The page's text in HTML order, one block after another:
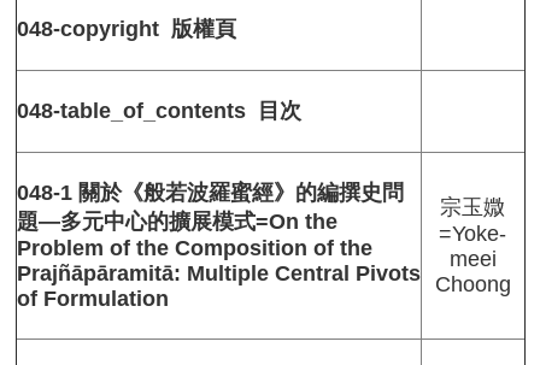
佛
數
圖
書
網
站
導
覽
English
048-copyright 版權頁
048-table_of_contents 目次
048-1 關於《般若波羅蜜經》的編撰史問
題—多元中心的擴展模式=On the
Problem of the Composition of the
Prajñāpāramitā: Multiple Central Pivots
of Formulation
宗玉媺
=Yoke-
meei
Choong